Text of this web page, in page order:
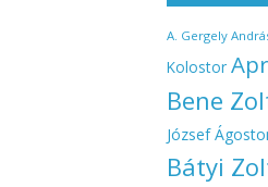
A. Gergely
Kolostor
Bene
József
Bátyi